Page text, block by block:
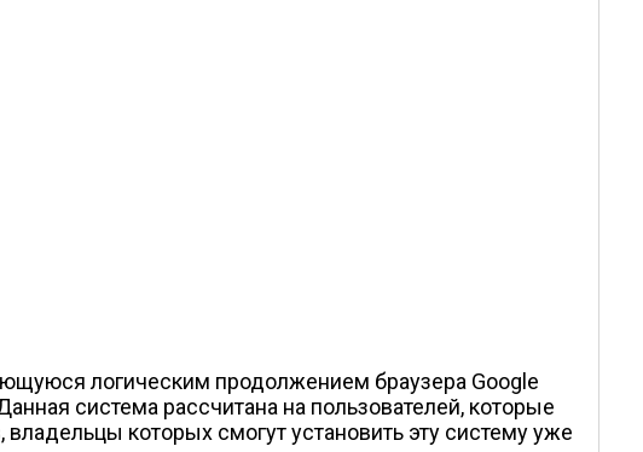
логическим продолжением браузера Google
система рассчитана на пользователей, которые
которых смогут установить эту систему уже